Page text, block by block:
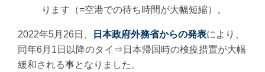
ります（=空港での待ち時間が大幅短縮）。
2022年5月26日、 日本政府外務省からの発表により、
同年6月1日以降のタイ⇒日本帰国時の検疫措置が大幅
緩和される事となりました。